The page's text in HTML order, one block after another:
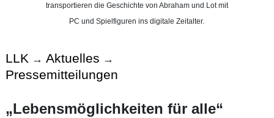
transportieren die Geschichte von Abraham und Lot mit
PC und Spielfiguren ins digitale Zeitalter.
LLK→ Aktuelles →
Pressemitteilungen
„Lebensmöglichkeiten für alle“